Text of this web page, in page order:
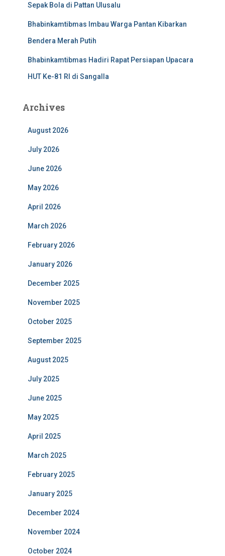
Sepak Bola di Pattan Ulusalu
Bhabinkamtibmas Imbau Warga Pantan Kibarkan
Bendera Merah Putih
Bhabinkamtibmas Hadiri Rapat Persiapan Upacara
HUT Ke-81 RI di Sangalla
Archives
August 2026
July 2026
June 2026
May 2026
April 2026
March 2026
February 2026
January 2026
December 2025
November 2025
October 2025
September 2025
August 2025
July 2025
June 2025
May 2025
April 2025
March 2025
February 2025
January 2025
December 2024
November 2024
October 2024